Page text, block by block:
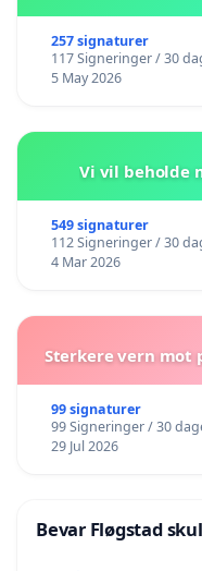
257 signaturer
117 Signeringer / 30
5 May 2026
Vi vil beholde
549 signaturer
112 Signeringer / 30
4 Mar 2026
Sterkere vern mot
99 signaturer
99 Signeringer / 30
29 Jul 2026
Bevar Fløgstad